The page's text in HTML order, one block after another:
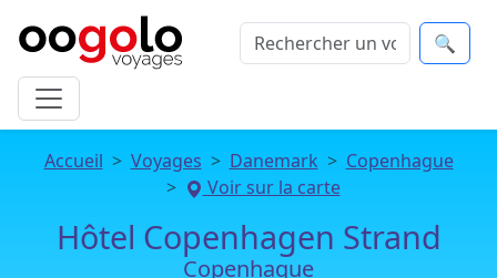
🔍
Accueil Voyages Danemark
Copenhague
Voir sur la carte
Hôtel Copenhagen Strand
Copenhague